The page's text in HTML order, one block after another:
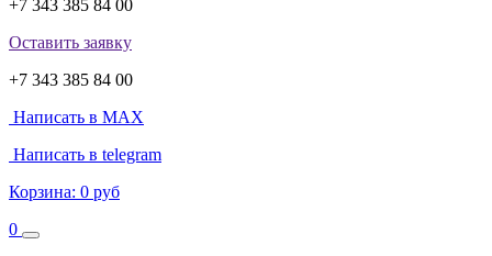
+7 343 385 84 00
Оставить заявку
+7 343 385 84 00
Написать в MAX
Написать в telegram
Корзина: 0 руб
0